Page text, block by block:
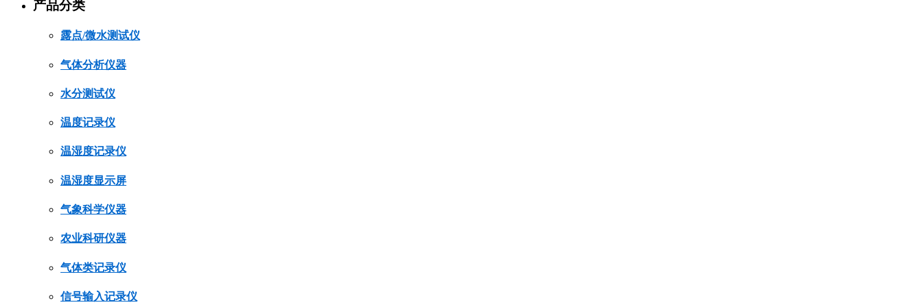
产品分类
露点/微水测试仪
气体分析仪器
水分测试仪
温度记录仪
温湿度记录仪
温湿度显示屏
气象科学仪器
农业科研仪器
气体类记录仪
信号输入记录仪